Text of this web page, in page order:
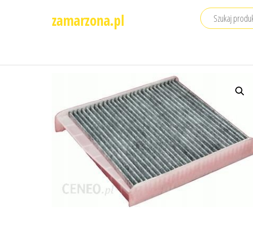
zamarzona.pl